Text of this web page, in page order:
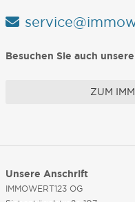
Besuchen Sie auch
ZUM
Unsere Anschrift
IMMOWERT123 OG